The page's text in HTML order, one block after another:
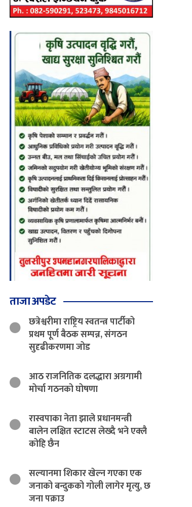
ताजा अपडेट
छत्रेश्वरीमा राष्ट्रिय स्वतन्त्र पार्टीको
प्रथम पूर्ण बैठक सम्पन्न, संगठन
सुदृढीकरणमा जोड
आठ राजनितिक दलद्धारा अग्रगामी
मोर्चा गठनको घोषणा
रास्वपाका नेता झाले प्रधानमन्त्री
बालेन लक्षित स्टाटस लेख्दै भने एक्लै
कोहि छैन
सल्यानमा शिकार खेल्न गएका एक
जनाको बन्दुकको गोली लागेर मृत्यु, छ
जना पक्राउ